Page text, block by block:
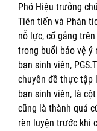
Phó Hiệu trưởng
Tiên tiến và Phân
nỗ lực, cố gắng
trong buổi bảo vệ ý
bạn sinh viên,
chuyên đề thực tập
bạn sinh viên, là
cũng là thành quả
rèn luyện trước khi